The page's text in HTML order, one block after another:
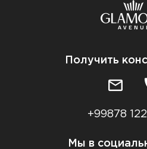
Получить
+99878
Мы в